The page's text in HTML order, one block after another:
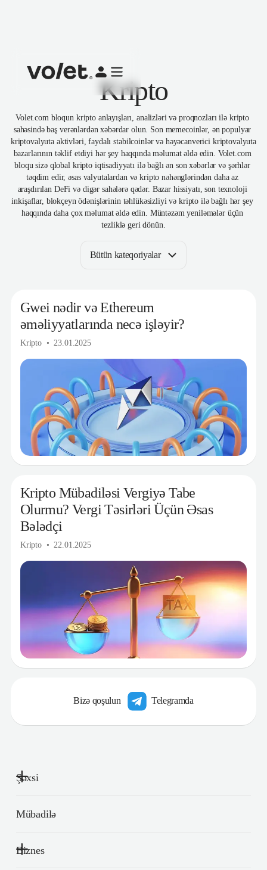
Bütün kateqoriyalar
Kripto
Volet.com bloqun kripto anlayışları, analizləri və proqnozları ilə kripto
sahəsində baş verənlərdən xəbərdar olun. Son memecoinlər, ən populyar
kriptovalyuta aktivləri, faydalı stabilcoinlər və həyəcanverici kriptovalyuta
bazarlarının təklif etdiyi hər şey haqqında məlumat əldə edin. Volet.com
bloqu sizə qlobal kripto iqtisadiyyatı ilə bağlı ən son xəbərlər və şərhlər
təqdim edir, əsas valyutalardan və kripto nəhənglərindən daha az
araşdırılan DeFi və digər sahələrə qədər. Bazar hissiyatı, son texnoloji
inkişaflar, blokçeyn ödənişlərinin təhlükəsizliyi və kripto ilə bağlı hər şey
haqqında daha çox məlumat əldə edin. Müntəzəm yeniləmələr üçün
tezliklə geri dönün.
Gwei nədir və Ethereum
əməliyyatlarında necə işləyir?
Kripto 23.01.2025
Kripto Mübadiləsi Vergiyə Tabe
Olurmu? Vergi Təsirləri Üçün Əsas
Bələdçi
Kripto 22.01.2025
Bizə qoşulun Telegramda
Şəxsi
Mübadilə
Biznes